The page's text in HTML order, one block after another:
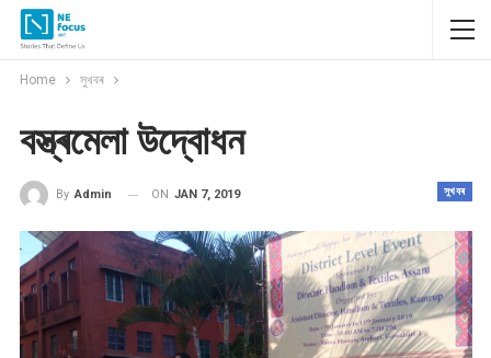
Home সুখবৰ
বস্ত্ৰমেলা উদ্বোধন
সুখবৰ
By Admin ON JAN 7, 2019